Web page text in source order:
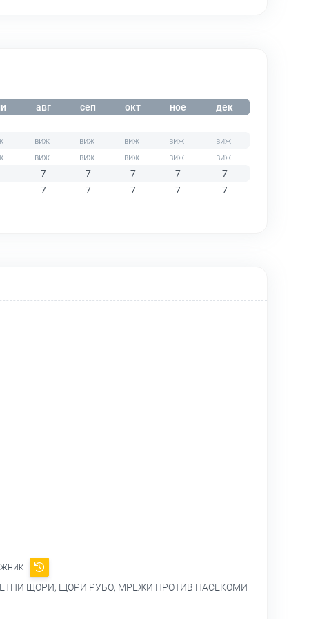
авг сеп окт ное дек
7 7 7 7
7
7
7 7 7 7
ЩОРИ, ЩОРИ РУБО, МРЕЖИ ПРОТИВ НАСЕКОМИ